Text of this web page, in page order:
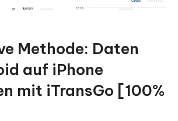
Methode: Daten
auf iPhone
mit iTransGo [100%